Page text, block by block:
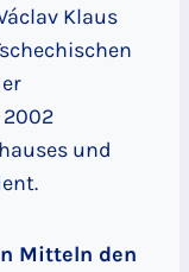
Klaus
und
Mitteln den